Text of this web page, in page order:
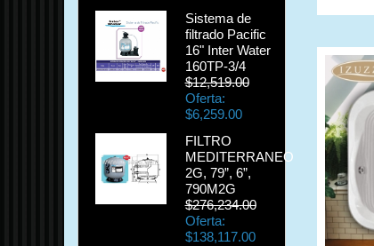
Sistema de
filtrado Pacific
16" Inter Water
160TP-3/4
$12,519.00
Oferta:
$6,259.00
FILTRO
MEDITERRANEO
2G, 79”, 6”,
790M2G
$276,234.00
Oferta:
$138,117.00